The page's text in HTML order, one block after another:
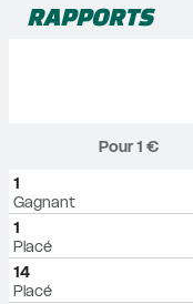
RAPPORTS
Pour 1 €
1
Gagnant
1
Placé
14
Placé